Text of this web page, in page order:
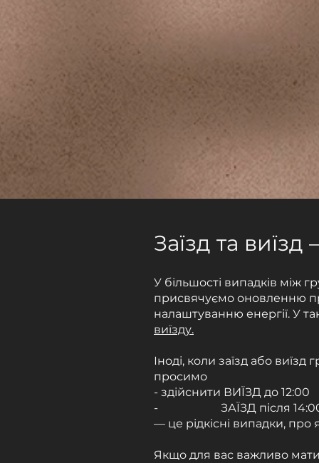
потягу
Заїзд та
У більшості випадків між
присвячуємо оновленню
налаштуванню енергії. У
виїзду.
Іноді, коли заїзд або
просимо
- здійснити ВИЇЗД до 12:00
- ЗАЇЗД після
— це рідкісні випадки, про
Якщо для вас важливо